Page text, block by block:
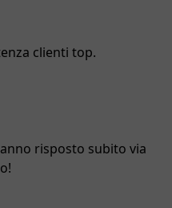
clienti top.
risposto subito via